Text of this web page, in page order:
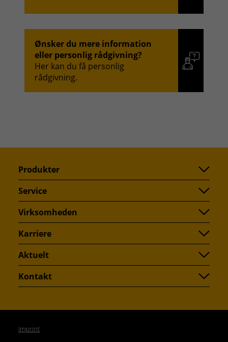
Ønsker du mere information
eller personlig rådgivning?
Her kan du få personlig
rådgivning.
Produkter
Service
Virksomheden
Karriere
Aktuelt
Kontakt
Imprint